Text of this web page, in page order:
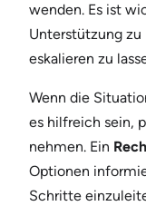
wenden. Es ist
Unterstützung
eskalieren zu
Wenn die
es hilfreich sein,
nehmen. Ein
Optionen
Schritte